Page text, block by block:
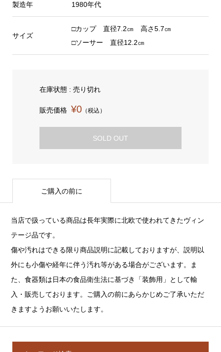
製造年 1980年代
サイズ
□カップ 直径7.2㎝ 高さ5.7㎝
□ソーサー 直径12.2㎝
在庫状態 : 売り切れ
販売価格 ¥0（税込）
SOLD OUT
ご購入の前に
当店で扱っている商品は長年実際に北欧で使われてきたヴィン
テージ品です。
傷や汚れはできる限り商品説明に記載しておりますが、説明以
外にも小傷や経年に伴う汚れ等がある場合がございます。ま
た、食器類は日本の食品衛生法に基づき「装飾用」として輸
入・販売しております。ご購入の前にあらかじめご了承いただ
きますようお願いいたします。